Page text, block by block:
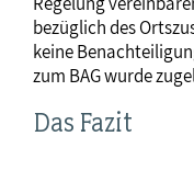
bezüglich des
keine
zum BAG wurde
Das Fazit